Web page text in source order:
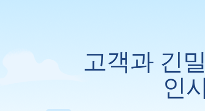
고객과 긴
인